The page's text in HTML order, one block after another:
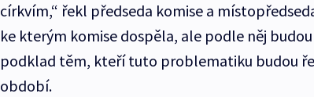
církvím,“ řekl předseda komise a
ke kterým komise dospěla, ale podle něj
podklad těm, kteří tuto problematiku budou
období.